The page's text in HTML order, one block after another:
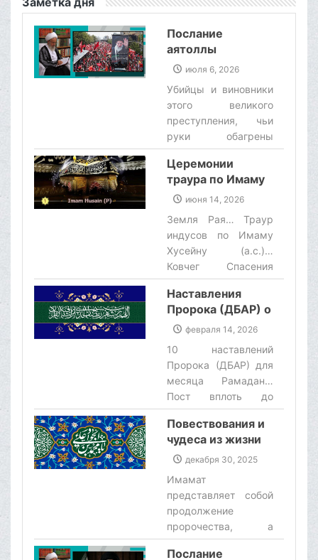
Послание
аятоллы
Макарема
случаю похорон
лидера-мученика,
аятоллы Хаменеи
июля 6, 2026
Убийцы и виновники
этого великого
преступления, чьи
руки обагрены
кровью этого
великого мученика,
командиров,
беззащитных людей
и угнетенных детей,
не уйдут от
божественного
наказания. Эта
чистая кровь никогда
не будет забыта, и
исламская община в
рамках принципов
выполнит свой долг и
потребует
справедливости за
кровь этих
мучеников.‌
Церемонии
траура по Имаму
Хусейну (а.с.),
добродетели
июня 14, 2026
Земля Рая… Траур
индусов по Имаму
Хусейну (а.с.)…
Ковчег Спасения
Имама Хусейна…
Ритуалы траура…‌
Наставления
Пророка (ДБАР) о
месяце Рамадан
февраля 14, 2026
10 наставлений
Пророка (ДБАР) для
месяца Рамадан…
Пост вплоть до
мученичества… Пост
Царя… Пост Пророка
Исы (мир ему)…‌
Повествования и
чудеса из жизни
Имама Джавада
декабря 30, 2025
Имамат
представляет собой
продолжение
пророчества, а
имамы являются
Послание